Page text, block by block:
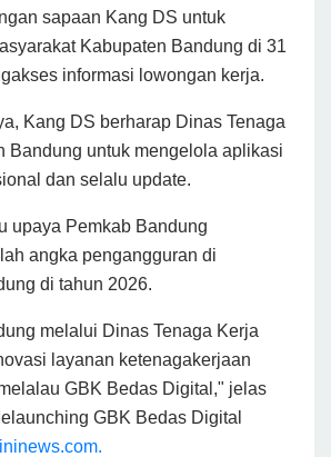
sapaan Kang DS untuk
Kabupaten Bandung di 31
informasi lowongan kerja.
Kang DS berharap Dinas Tenaga
Bandung untuk mengelola aplikasi
dan selalu update.
upaya Pemkab Bandung
angka pengangguran di
di tahun 2026.
melalui Dinas Tenaga Kerja
layanan ketenagakerjaan
GBK Bedas Digital," jelas
GBK Bedas Digital